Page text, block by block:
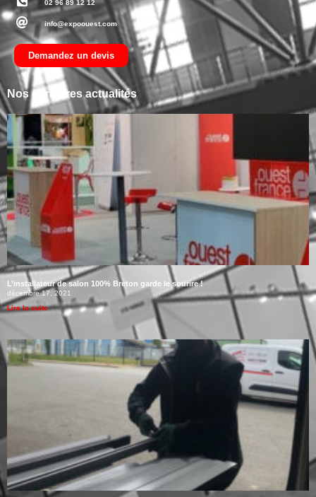
02 96 89 12 12
info@expoouest.com
Demandez un devis
Nos dernières actualités
L’installateur de salon 100% Breton garde le sourire !
décembre 17, 2021
Lire la suite